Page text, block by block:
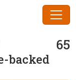
65
backed